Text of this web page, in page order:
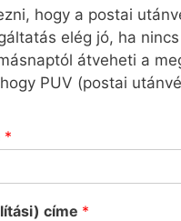
hogy a postai
elég jó, ha
átveheti a
PUV (postai
*
címe *